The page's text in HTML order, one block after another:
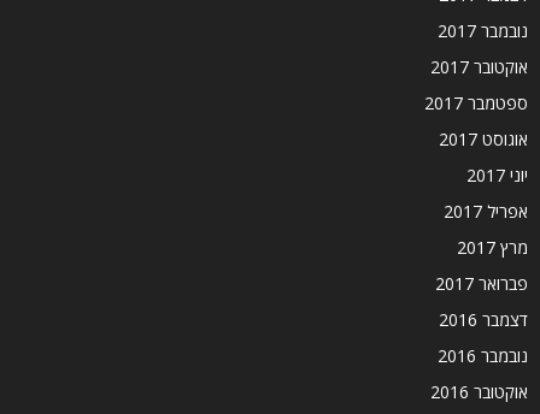
נובמבר 2017
אוקטובר 2017
ספטמבר 2017
אוגוסט 2017
יוני 2017
אפריל 2017
מרץ 2017
פברואר 2017
דצמבר 2016
נובמבר 2016
אוקטובר 2016